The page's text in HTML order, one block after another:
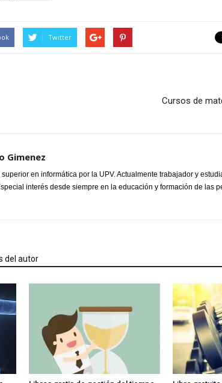
Twitter
Cursos de
Gimenez
superior en informática por la UPV. Actualmente trabajador y
interés desde siempre en la educación y formación de las
del autor